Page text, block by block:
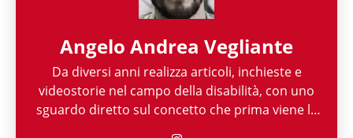
Angelo Andrea Vegliante
Da diversi anni realizza articoli, inchieste e
videostorie nel campo della disabilità, con uno
sguardo diretto sul concetto che prima viene la